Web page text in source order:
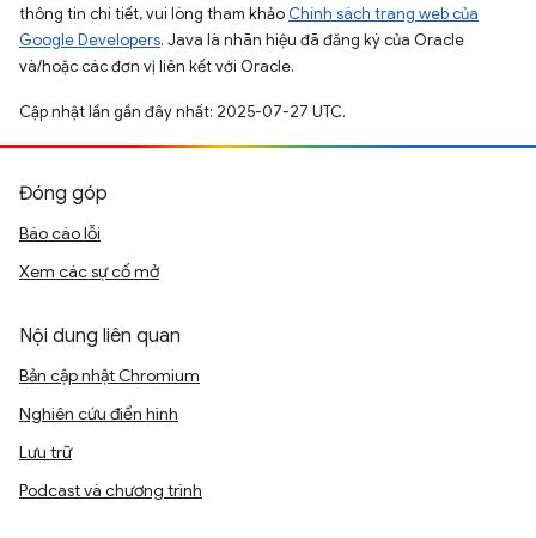
thông tin chi tiết, vui lòng tham khảo Chính sách trang web của
Google Developers. Java là nhãn hiệu đã đăng ký của Oracle
và/hoặc các đơn vị liên kết với Oracle.
Cập nhật lần gần đây nhất: 2025-07-27 UTC.
Đóng góp
Báo cáo lỗi
Xem các sự cố mở
Nội dung liên quan
Bản cập nhật Chromium
Nghiên cứu điển hình
Lưu trữ
Podcast và chương trình